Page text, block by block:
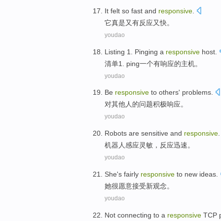
It felt so fast and responsive
它真是又有反应又快。
youdao
Listing 1 . Pinging a responsive host
清单1 ping一个有响应的主机。
youdao
Be responsive to others' problems.
对其他人的问题积极响应。
youdao
Robots are sensitive and responsive
机器人 感应灵敏，反应迅速。
youdao
She's fairly responsive to new ideas
她很愿意接受新观念。
youdao
Not connecting to a responsive TCP